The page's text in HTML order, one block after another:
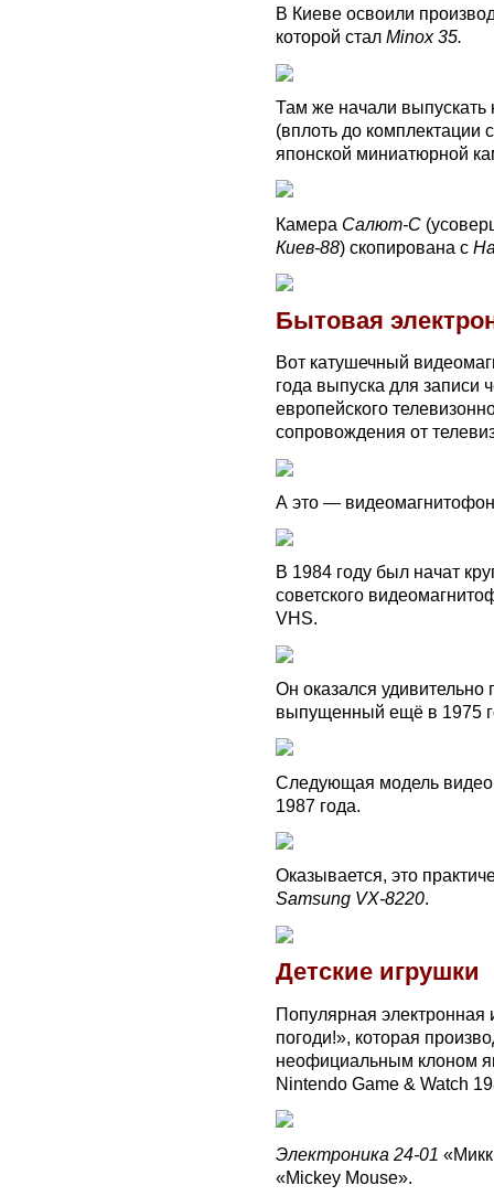
В Киеве освоили
которой стал Minox 35.
Там же начали выпускать
(вплоть до комплектации
японской миниатюрной
Камера Салют-С
Киев-88) скопирована с
Бытовая
Вот катушечный
года выпуска для записи
европейского
сопровождения от
А это —
В 1984 году был начат
советского
VHS.
Он оказался удивительно
выпущенный ещё в 1975
Следующая модель
1987 года.
Оказывается, это
Samsung VX-8220.
Детские игрушки
Популярная электронная
погоди!», которая
неофициальным клоном
Nintendo Game & Watch
Электроника 24-01
«Mickey Mouse».